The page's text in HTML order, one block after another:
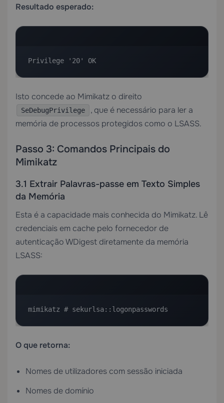
Resultado esperado:
Privilege '20' OK
Isto concede ao Mimikatz o direito
SeDebugPrivilege
, que é necessário para ler a
memória de processos protegidos como o LSASS.
Passo 3: Comandos Principais do
Mimikatz
3.1 Extrair Palavras-passe em Texto Simples
da Memória
Esta é a capacidade mais conhecida do Mimikatz. Lê
credenciais em cache pelo fornecedor de
autenticação WDigest diretamente da memória
LSASS:
mimikatz # sekurlsa::logonpasswords
O que retorna:
Nomes de utilizadores com sessão iniciada
Nomes de domínio